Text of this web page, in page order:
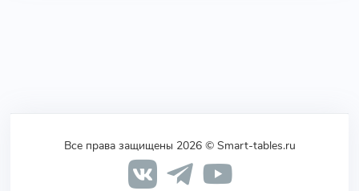
Все права защищены 2026 © Smart-tables.ru